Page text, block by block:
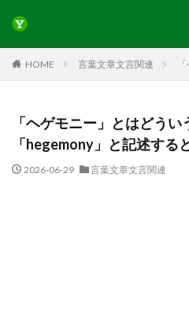
HOME 言葉文章文言関連
「ヘゲモニー」とはどう
「hegemony」と記述する
2026-06-29 言葉文章文言関連